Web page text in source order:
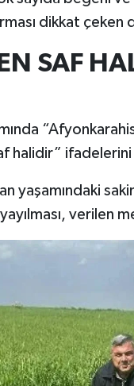
dikkat
SAF
halidir” ifadelerini
yaşamındaki
yayılması, verilen